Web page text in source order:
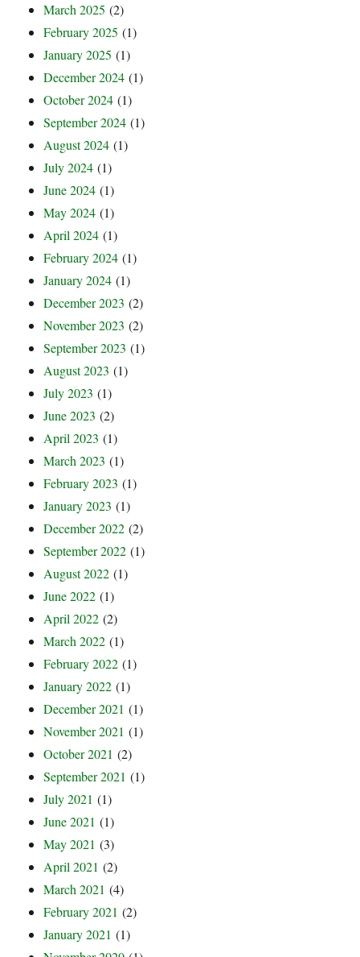
March 2025 (2)
February 2025 (1)
January 2025 (1)
December 2024 (1)
October 2024 (1)
September 2024 (1)
August 2024 (1)
July 2024 (1)
June 2024 (1)
May 2024 (1)
April 2024 (1)
February 2024 (1)
January 2024 (1)
December 2023 (2)
November 2023 (2)
September 2023 (1)
August 2023 (1)
July 2023 (1)
June 2023 (2)
April 2023 (1)
March 2023 (1)
February 2023 (1)
January 2023 (1)
December 2022 (2)
September 2022 (1)
August 2022 (1)
June 2022 (1)
April 2022 (2)
March 2022 (1)
February 2022 (1)
January 2022 (1)
December 2021 (1)
November 2021 (1)
October 2021 (2)
September 2021 (1)
July 2021 (1)
June 2021 (1)
May 2021 (3)
April 2021 (2)
March 2021 (4)
February 2021 (2)
January 2021 (1)